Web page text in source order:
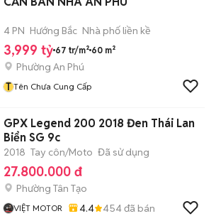
4 PN Hướng Bắc Nhà phố liền kề
3,999 tỷ 67 tr/m² 60 m²
Phường An Phú
T Tên Chưa Cung Cấp
GPX Legend 200 2018 Đen Thái Lan
Biển SG 9c
2018 Tay côn/Moto Đã sử dụng
27.800.000 đ
Phường Tân Tạo
VIỆT MOTOR 4.4 454đã bán